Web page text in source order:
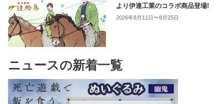
より伊達工業のコラボ商品登場!
2026年8月11日〜8月25日
ニュースの新着一覧